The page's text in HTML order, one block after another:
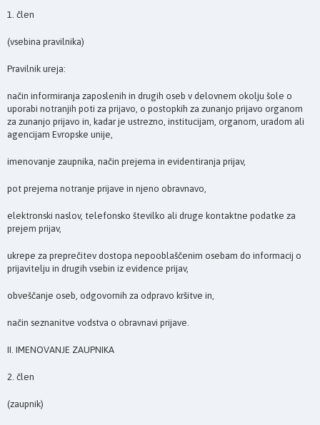
1. člen
(vsebina pravilnika)
Pravilnik ureja:
način informiranja zaposlenih in drugih oseb v delovnem okolju šole o
uporabi notranjih poti za prijavo, o postopkih za zunanjo prijavo organom
za zunanjo prijavo in, kadar je ustrezno, institucijam, organom, uradom ali
agencijam Evropske unije,
imenovanje zaupnika, način prejema in evidentiranja prijav,
pot prejema notranje prijave in njeno obravnavo,
elektronski naslov, telefonsko številko ali druge kontaktne podatke za
prejem prijav,
ukrepe za preprečitev dostopa nepooblaščenim osebam do informacij o
prijavitelju in drugih vsebin iz evidence prijav,
obveščanje oseb, odgovornih za odpravo kršitve in,
način seznanitve vodstva o obravnavi prijave.
II. IMENOVANJE ZAUPNIKA
2. člen
(zaupnik)